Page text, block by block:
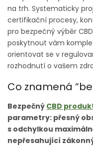
na trh. Systematicky
certifikační procesy,
pro bezpečný výběr
poskytnout vám
orientovat se v
rozhodnutí o vašem
Co znamená
Bezpečný CBD
parametry: přesný
s odchylkou
nepřesahující